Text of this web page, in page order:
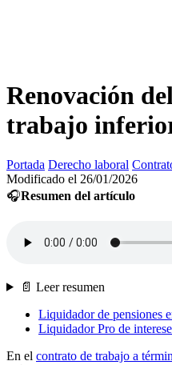
Renovación
trabajo
Portada Derecho laboral
Modificado el 26/01/2026
🎧Resumen del artículo
📄 Leer resumen
Liquidador de pensiones
Liquidador Pro de
En el contrato de trabajo a